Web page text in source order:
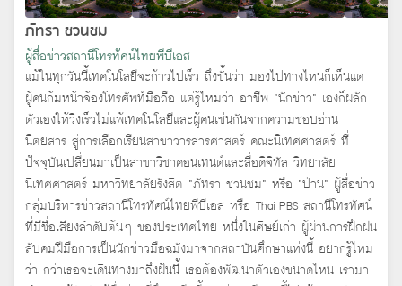
ภัทรา ชวนชม
ผู้สื่อข่าวสถานีโทรทัศน์ไทยพีบีเอส
แม้ในทุกวันนี้เทคโนโลยีจะก้าวไปเร็ว ถึงขั้นว่า มองไปทางไหนก็เห็นแต่
ผู้คนก้มหน้าจ้องโทรศัพท์มือถือ แต่รู้ไหมว่า อาชีพ “นักข่าว” เองก็ผลัก
ตัวเองให้วิ่งเร็วไม่แพ้เทคโนโลยีและผู้คนเช่นกันจากความชอบอ่าน
นิตยสาร สู่การเลือกเรียนสาขาวารสารศาสตร์ คณะนิเทศศาสตร์ ที่
ปัจจุบันเปลี่ยนมาเป็นสาขาวิชาคอนเทนต์และสื่อดิจิทัล วิทยาลัย
นิเทศศาสตร์ มหาวิทยาลัยรังสิต “ภัทรา ชวนชม” หรือ “ป่าน” ผู้สื่อข่าว
กลุ่มบริหารข่าวสถานีโทรทัศน์ไทยพีบีเอส หรือ Thai PBS สถานีโทรทัศน์
ที่มีชื่อเสียงลำดับต้นๆ ของประเทศไทย หนึ่งในศิษย์เก่า ผู้ผ่านการฝึกฝน
ลับคมฝีมือการเป็นนักข่าวมือฉมังมาจากสถาบันศึกษาแห่งนี้ อยากรู้ไหม
ว่า กว่าเธอจะเดินทางมาถึงฝันนี้ เธอต้องพัฒนาตัวเองขนาดไหน เรามา